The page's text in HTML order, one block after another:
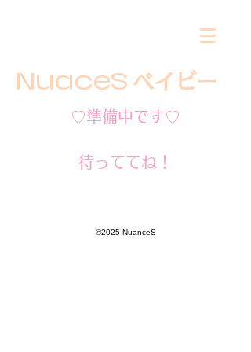
​NuaceS ベイビー
​♡準備中です♡
​待っててね！
©2025 NuanceS